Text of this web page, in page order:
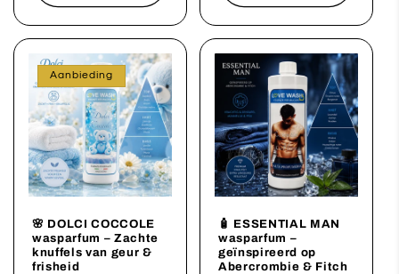
Aanbieding
🌸 DOLCI COCCOLE
wasparfum – Zachte
knuffels van geur &
frisheid
🧴 ESSENTIAL MAN
wasparfum –
geïnspireerd op
Abercrombie & Fitch